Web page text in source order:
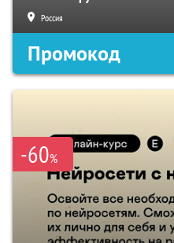
Россия
Промокод
-60%